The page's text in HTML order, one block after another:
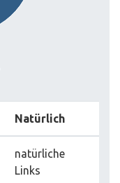
Natürlich
natürliche
Links